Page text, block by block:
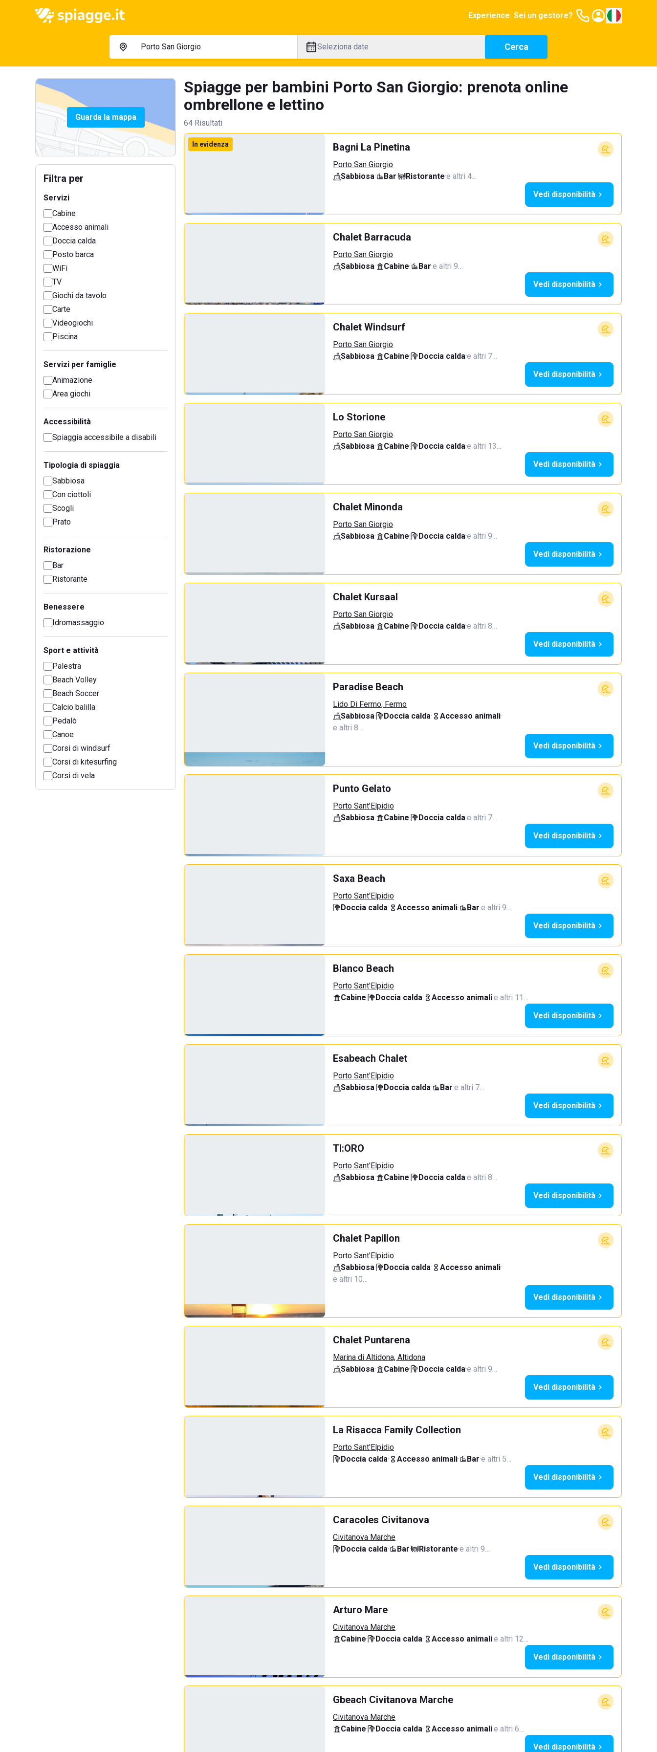
Experience Sei un gestore?
Seleziona date Cerca
Guarda la mappa
Filtra per
Servizi
Cabine
Accesso animali
Doccia calda
Posto barca
WiFi
TV
Giochi da tavolo
Carte
Videogiochi
Piscina
Servizi per famiglie
Animazione
Area giochi
Accessibilità
Spiaggia accessibile a disabili
Tipologia di spiaggia
Sabbiosa
Con ciottoli
Scogli
Prato
Ristorazione
Bar
Ristorante
Benessere
Idromassaggio
Sport e attività
Palestra
Beach Volley
Beach Soccer
Calcio balilla
Pedalò
Canoe
Corsi di windsurf
Corsi di kitesurfing
Corsi di vela
Spiagge per bambini Porto San Giorgio: prenota online
ombrellone e lettino
64 Risultati
In evidenza Bagni La Pinetina
Porto San Giorgio
Sabbiosa· Bar· Ristorante·e altri 4…
Vedi disponibilità
Chalet Barracuda
Porto San Giorgio
Sabbiosa· Cabine· Bar·e altri 9…
Vedi disponibilità
Chalet Windsurf
Porto San Giorgio
Sabbiosa· Cabine· Doccia calda·e altri 7…
Vedi disponibilità
Lo Storione
Porto San Giorgio
Sabbiosa· Cabine· Doccia calda·e altri 13…
Vedi disponibilità
Chalet Minonda
Porto San Giorgio
Sabbiosa· Cabine· Doccia calda·e altri 9…
Vedi disponibilità
Chalet Kursaal
Porto San Giorgio
Sabbiosa· Cabine· Doccia calda·e altri 8…
Vedi disponibilità
Paradise Beach
Lido Di Fermo, Fermo
Sabbiosa· Doccia calda· Accesso animali·
e altri 8…
Vedi disponibilità
Punto Gelato
Porto Sant'Elpidio
Sabbiosa· Cabine· Doccia calda·e altri 7…
Vedi disponibilità
Saxa Beach
Porto Sant'Elpidio
Doccia calda· Accesso animali· Bar·e altri 9…
Vedi disponibilità
Blanco Beach
Porto Sant'Elpidio
Cabine· Doccia calda· Accesso animali·e altri 11…
Vedi disponibilità
Esabeach Chalet
Porto Sant'Elpidio
Sabbiosa· Doccia calda· Bar·e altri 7…
Vedi disponibilità
TI:ORO
Porto Sant'Elpidio
Sabbiosa· Cabine· Doccia calda·e altri 8…
Vedi disponibilità
Chalet Papillon
Porto Sant'Elpidio
Sabbiosa· Doccia calda· Accesso animali·
e altri 10…
Vedi disponibilità
Chalet Puntarena
Marina di Altidona, Altidona
Sabbiosa· Cabine· Doccia calda·e altri 9…
Vedi disponibilità
La Risacca Family Collection
Porto Sant'Elpidio
Doccia calda· Accesso animali· Bar·e altri 5…
Vedi disponibilità
Caracoles Civitanova
Civitanova Marche
Doccia calda· Bar· Ristorante·e altri 9…
Vedi disponibilità
Arturo Mare
Civitanova Marche
Cabine· Doccia calda· Accesso animali·e altri 12…
Vedi disponibilità
Gbeach Civitanova Marche
Civitanova Marche
Cabine· Doccia calda· Accesso animali·e altri 6…
Vedi disponibilità